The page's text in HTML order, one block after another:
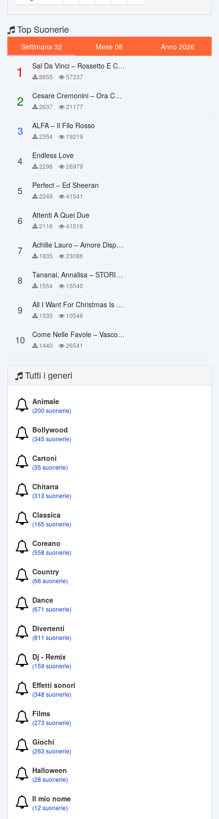
Top Suonerie
Settimana 32 Mese 08 Anno 2026
1 Sal Da Vinci – Rossetto E Caffè
8855 57337
2 Cesare Cremonini – Ora Che Non Ho Più Te
2637 21177
3 ALFA – Il Filo Rosso
2354 19219
4 Endless Love
2296 26979
5 Perfect – Ed Sheeran
2249 41541
6 Attenti A Quei Due
2116 41516
7 Achille Lauro – Amore Disperato
1835 23086
8 Tananai, Annalisa – STORIE BREVI
1554 15540
9 All I Want For Christmas Is You – Mariah Carey
1535 10546
10 Come Nelle Favole – Vasco Rossi
1440 26541
Tutti i generi
Animale
(200 suonerie)
Bollywood
(345 suonerie)
Cartoni
(35 suonerie)
Chitarra
(313 suonerie)
Classica
(165 suonerie)
Coreano
(558 suonerie)
Country
(66 suonerie)
Dance
(671 suonerie)
Divertenti
(811 suonerie)
Dj - Remix
(159 suonerie)
Effetti sonori
(348 suonerie)
Films
(273 suonerie)
Giochi
(263 suonerie)
Halloween
(28 suonerie)
Il mio nome
(12 suonerie)